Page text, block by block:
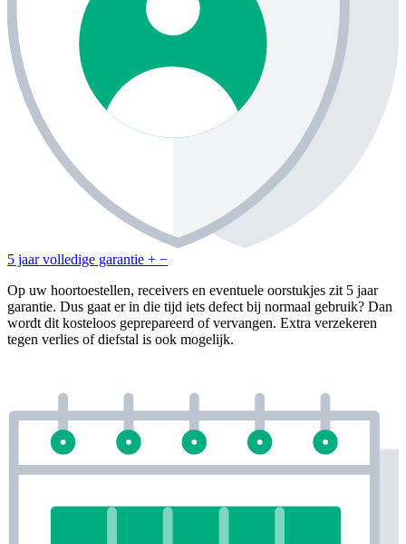
5 jaar volledige garantie + −
Op uw hoortoestellen, receivers en eventuele oorstukjes zit 5 jaar
garantie. Dus gaat er in die tijd iets defect bij normaal gebruik? Dan
wordt dit kosteloos geprepareerd of vervangen. Extra verzekeren
tegen verlies of diefstal is ook mogelijk.